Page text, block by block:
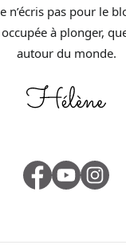
n’écris pas pour le
à plonger,
autour du monde.